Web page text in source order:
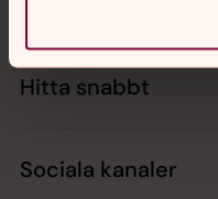
Hitta snabbt
Sociala kanaler